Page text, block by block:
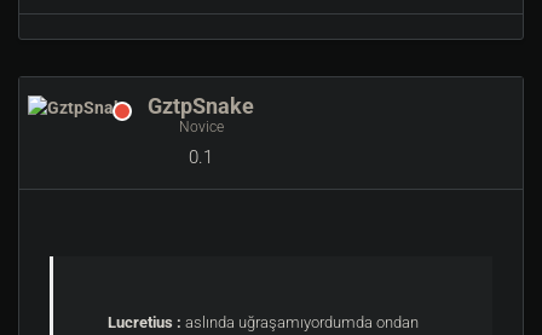
GztpSnake
Novice
0.1
Lucretius : aslında uğraşamıyordumda ondan